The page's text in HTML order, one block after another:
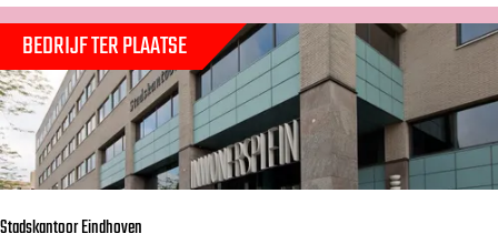
k
n
v
o
o
rStadskantoor Eindhoven
BEDRIJF TER PLAATSE